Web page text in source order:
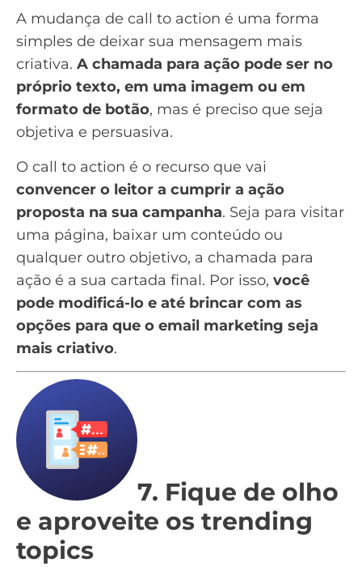
A mudança de call to action é uma forma
simples de deixar sua mensagem mais
criativa. A chamada para ação pode ser no
próprio texto, em uma imagem ou em
formato de botão, mas é preciso que seja
objetiva e persuasiva.
O call to action é o recurso que vai
convencer o leitor a cumprir a ação
proposta na sua campanha. Seja para visitar
uma página, baixar um conteúdo ou
qualquer outro objetivo, a chamada para
ação é a sua cartada final. Por isso, você
pode modificá-lo e até brincar com as
opções para que o email marketing seja
mais criativo.
7. Fique de olho
e aproveite os trending
topics